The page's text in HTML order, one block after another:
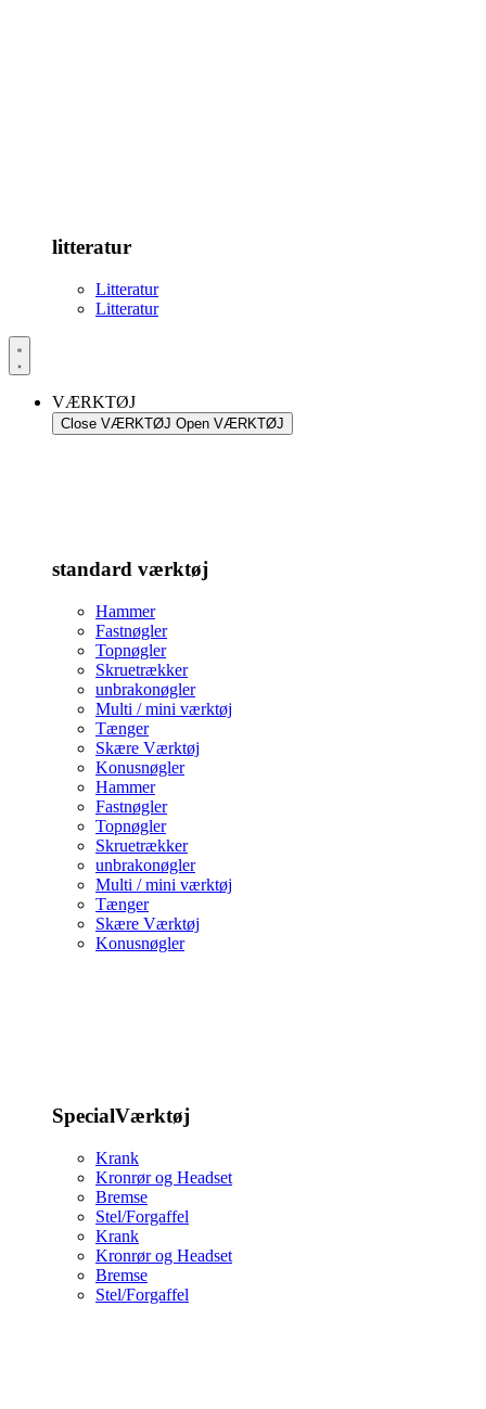
litteratur
Litteratur
Litteratur
VÆRKTØJ
Close VÆRKTØJ Open VÆRKTØJ
standard værktøj
Hammer
Fastnøgler
Topnøgler
Skruetrækker
unbrakonøgler
Multi / mini værktøj
Tænger
Skære Værktøj
Konusnøgler
Hammer
Fastnøgler
Topnøgler
Skruetrækker
unbrakonøgler
Multi / mini værktøj
Tænger
Skære Værktøj
Konusnøgler
SpecialVærktøj
Krank
Kronrør og Headset
Bremse
Stel/Forgaffel
Krank
Kronrør og Headset
Bremse
Stel/Forgaffel